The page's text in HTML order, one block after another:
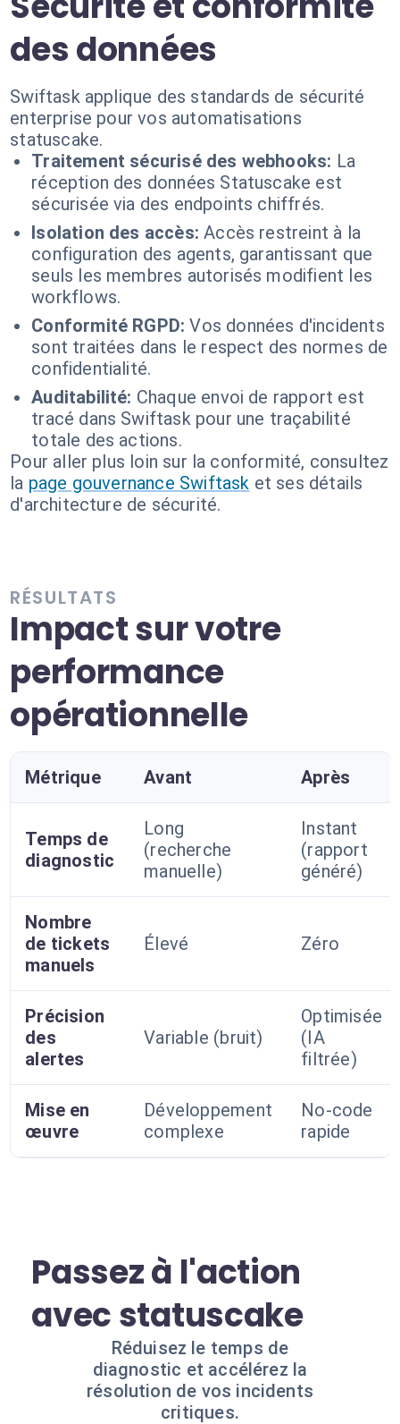
des données
Swiftask applique des standards de sécurité
enterprise pour vos automatisations
statuscake.
Traitement sécurisé des webhooks: La
réception des données Statuscake est
sécurisée via des endpoints chiffrés.
Isolation des accès: Accès restreint à la
configuration des agents, garantissant que
seuls les membres autorisés modifient les
workflows.
Conformité RGPD: Vos données d'incidents
sont traitées dans le respect des normes de
confidentialité.
Auditabilité: Chaque envoi de rapport est
tracé dans Swiftask pour une traçabilité
totale des actions.
Pour aller plus loin sur la conformité, consultez
la page gouvernance Swiftask et ses détails
d'architecture de sécurité.
RÉSULTATS
Impact sur votre
performance
opérationnelle
Métrique Avant Après
Temps de
diagnostic
Long
(recherche
manuelle)
Instant
(rapport
généré)
Nombre
de tickets
manuels
Élevé Zéro
Précision
des
alertes
Variable (bruit)
Optimisée
(IA
filtrée)
Mise en
œuvre
Développement
complexe
No-code
rapide
Passez à l'action
avec statuscake
Réduisez le temps de
diagnostic et accélérez la
résolution de vos incidents
critiques.